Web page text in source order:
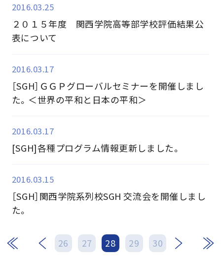
2016.03.25
２０１５年度 関西学院高等部学校評価結果公
表について
2016.03.17
［SGH］ＧＧＰグローバルセミナーを開催しまし
た。＜世界の平和と日本の平和＞
2016.03.17
[SGH]各種プログラム情報更新しました。
2016.03.15
［SGH］関西学院系列校SGH 交流会を開催しまし
た。
26 27 28 29 30
次 最後